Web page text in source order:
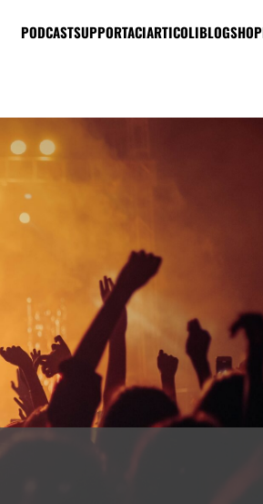
PODCASTSUPPORTACIARTICOLIBLOG